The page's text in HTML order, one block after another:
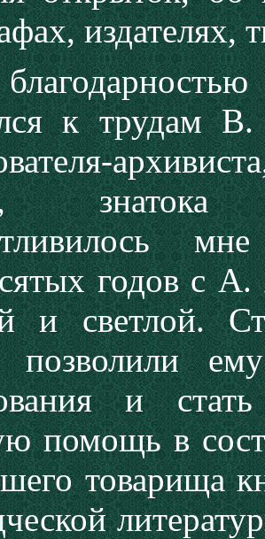
издателях,
к трудам
знатока
годов с
и светлой.
позволили
и
помощь в
товарища